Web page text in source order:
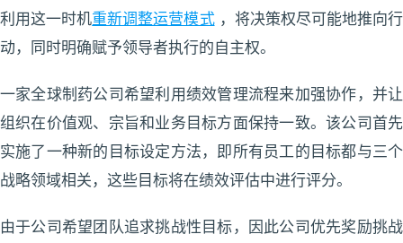
利用这一时机重新调整运营模式，将决策权尽可能地推向行
动，同时明确赋予领导者执行的自主权。
一家全球制药公司希望利用绩效管理流程来加强协作，并让
组织在价值观、宗旨和业务目标方面保持一致。该公司首先
实施了一种新的目标设定方法，即所有员工的目标都与三个
战略领域相关，这些目标将在绩效评估中进行评分。
由于公司希望团队追求挑战性目标，因此公司优先奖励挑战